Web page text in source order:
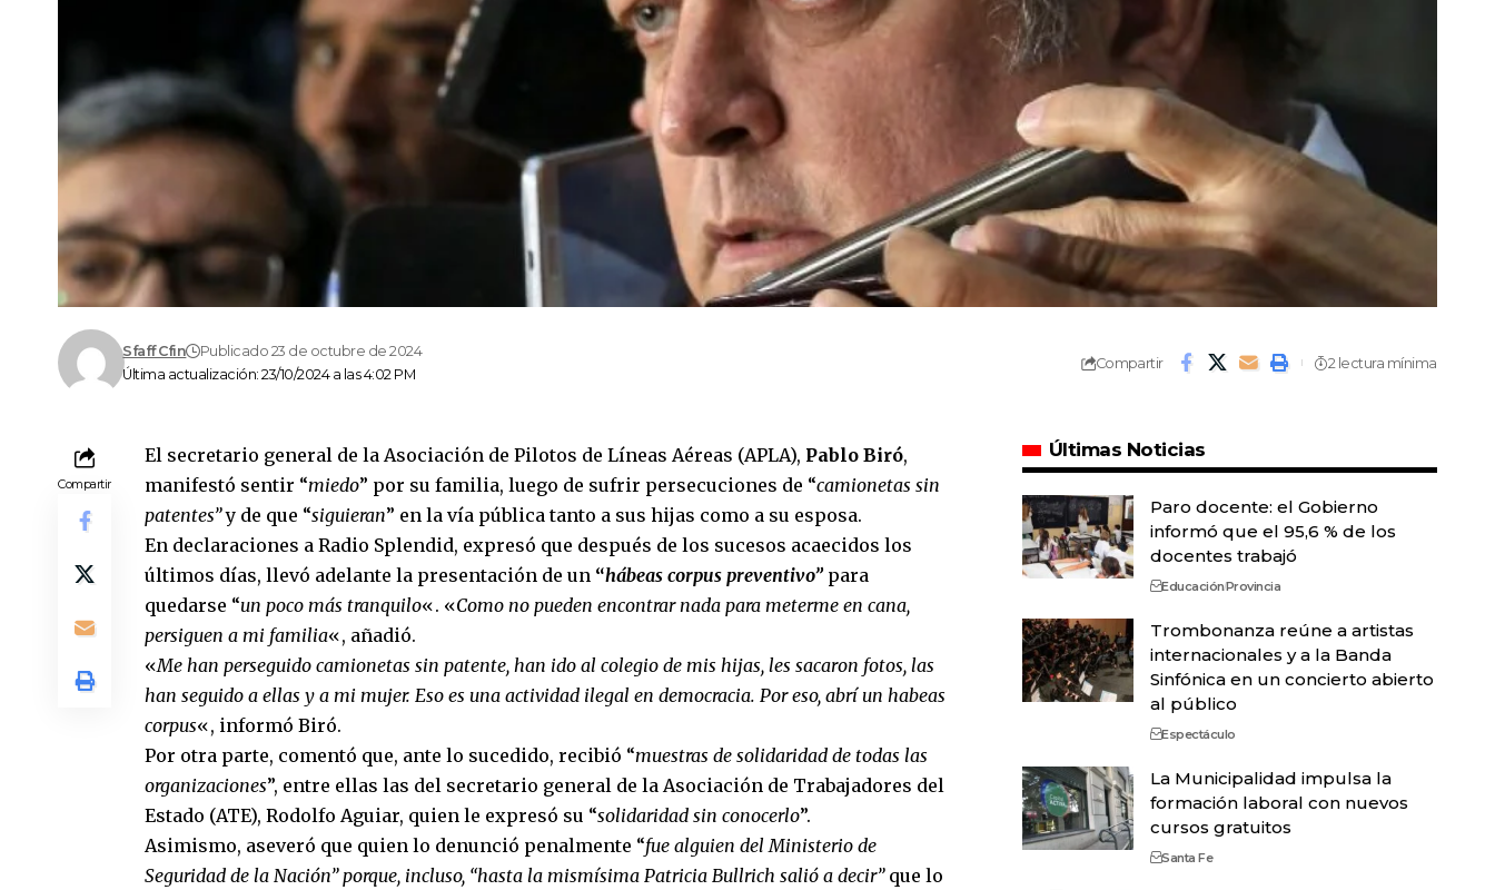
Última actualización: 23/10/2024 a las 4:02 PM
Sfaff Cfin Publicado 23 de octubre de 2024
Compartir 2 lectura mínima
Compartir
El secretario general de la Asociación de Pilotos de Líneas Aéreas (APLA), Pablo Biró,
manifestó sentir “miedo” por su familia, luego de sufrir persecuciones de “camionetas sin
patentes”y de que “siguieran” en la vía pública tanto a sus hijas como a su esposa.
En declaraciones a Radio Splendid, expresó que después de los sucesos acaecidos los
últimos días, llevó adelante la presentación de un “hábeas corpus preventivo” para
quedarse “un poco más tranquilo«. «Como no pueden encontrar nada para meterme en cana,
persiguen a mi familia«, añadió.
«Me han perseguido camionetas sin patente, han ido al colegio de mis hijas, les sacaron fotos, las
han seguido a ellas y a mi mujer. Eso es una actividad ilegal en democracia. Por eso, abrí un habeas
corpus«, informó Biró.
Por otra parte, comentó que, ante lo sucedido, recibió “muestras de solidaridad de todas las
organizaciones”, entre ellas las del secretario general de la Asociación de Trabajadores del
Estado (ATE), Rodolfo Aguiar, quien le expresó su “solidaridad sin conocerlo”.
Asimismo, aseveró que quien lo denunció penalmente “fue alguien del Ministerio de
Seguridad de la Nación” porque, incluso, “hasta la mismísima Patricia Bullrich salió a decir” que lo
Últimas Noticias
Paro docente: el Gobierno
informó que el 95,6 % de los
docentes trabajó
EducaciónProvincia
Trombonanza reúne a artistas
internacionales y a la Banda
Sinfónica en un concierto abierto
al público
Espectáculo
La Municipalidad impulsa la
formación laboral con nuevos
cursos gratuitos
Santa Fe